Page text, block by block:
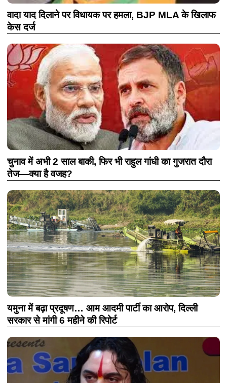
वादा याद दिलाने पर विधायक पर हमला, BJP MLA के खिलाफ
केस दर्ज
चुनाव में अभी 2 साल बाकी, फिर भी राहुल गांधी का गुजरात दौरा
तेज—क्या है वजह?
यमुना में बढ़ा प्रदूषण… आम आदमी पार्टी का आरोप, दिल्ली
सरकार से मांगी 6 महीने की रिपोर्ट